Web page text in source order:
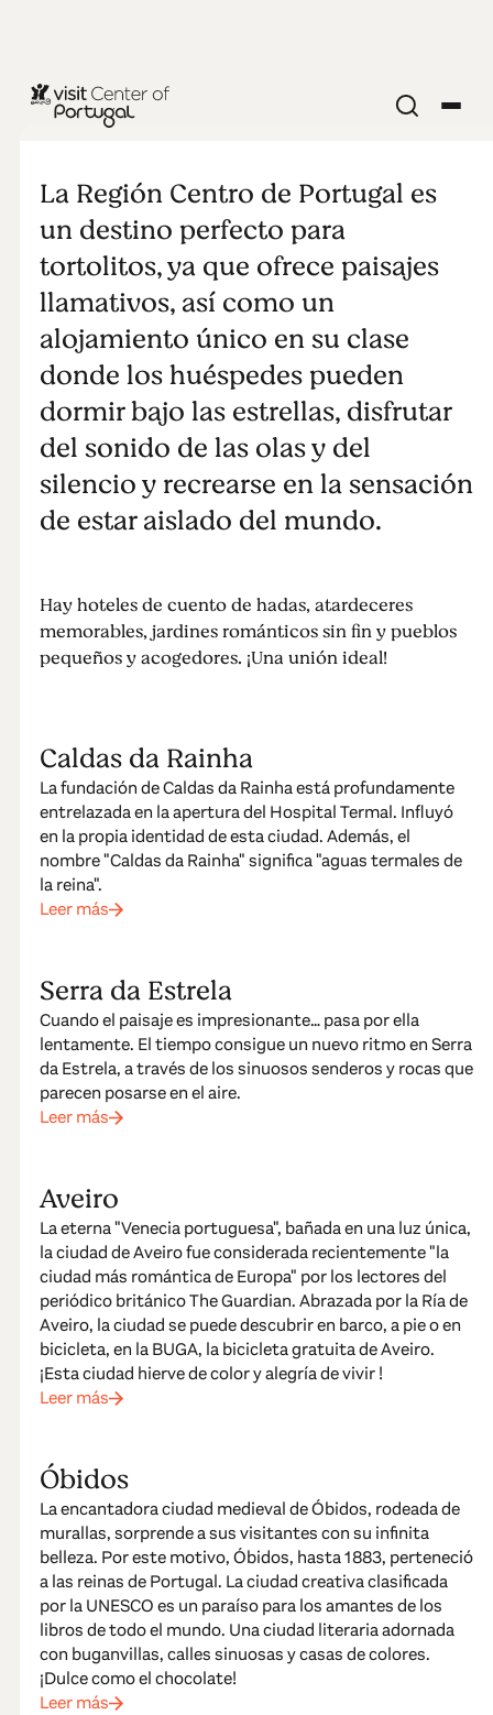
5 mejores
destinos para
un viaje de
otoño en el
Centro de
Portugal
La Región Centro de Portugal es
un destino perfecto para
tortolitos, ya que ofrece paisajes
llamativos, así como un
alojamiento único en su clase
donde los huéspedes pueden
dormir bajo las estrellas, disfrutar
del sonido de las olas y del
silencio y recrearse en la sensación
de estar aislado del mundo.
Hay hoteles de cuento de hadas, atardeceres
memorables, jardines románticos sin fin y pueblos
pequeños y acogedores. ¡Una unión ideal!
Caldas da Rainha
La fundación de Caldas da Rainha está profundamente
entrelazada en la apertura del Hospital Termal. Influyó
en la propia identidad de esta ciudad. Además, el
nombre "Caldas da Rainha" significa "aguas termales de
la reina".
Leer más
Serra da Estrela
Cuando el paisaje es impresionante… pasa por ella
lentamente. El tiempo consigue un nuevo ritmo en Serra
da Estrela, a través de los sinuosos senderos y rocas que
parecen posarse en el aire.
Leer más
Aveiro
La eterna "Venecia portuguesa", bañada en una luz única,
la ciudad de Aveiro fue considerada recientemente "la
ciudad más romántica de Europa" por los lectores del
periódico británico The Guardian. Abrazada por la Ría de
Aveiro, la ciudad se puede descubrir en barco, a pie o en
bicicleta, en la BUGA, la bicicleta gratuita de Aveiro.
¡Esta ciudad hierve de color y alegría de vivir !
Leer más
Óbidos
La encantadora ciudad medieval de Óbidos, rodeada de
murallas, sorprende a sus visitantes con su infinita
belleza. Por este motivo, Óbidos, hasta 1883, perteneció
a las reinas de Portugal. La ciudad creativa clasificada
por la UNESCO es un paraíso para los amantes de los
libros de todo el mundo. Una ciudad literaria adornada
con buganvillas, calles sinuosas y casas de colores.
¡Dulce como el chocolate!
Leer más